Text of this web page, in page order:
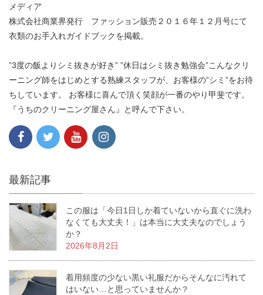
メディア
株式会社商業界発行 ファッション販売２０１６年１２月号にて
衣類のお手入れガイドブックを掲載。
”3度の飯よりシミ抜きが好き” ”休日はシミ抜き勉強会”こんなクリ
ーニング師をはじめとする熟練スタッフが、お客様の”シミ”をお待
ちしています。 お客様に喜んで頂く笑顔が一番のやり甲斐です。
『うちのクリーニング屋さん』と呼んで下さい。
最新記事
この服は「今日1日しか着ていないから直ぐに洗わ
なくても大丈夫！」は本当に大丈夫なのでしょう
か？
2026年8月2日
着用頻度の少ない黒い礼服だからそんなに汚れて
はいない…と思っていませんか？